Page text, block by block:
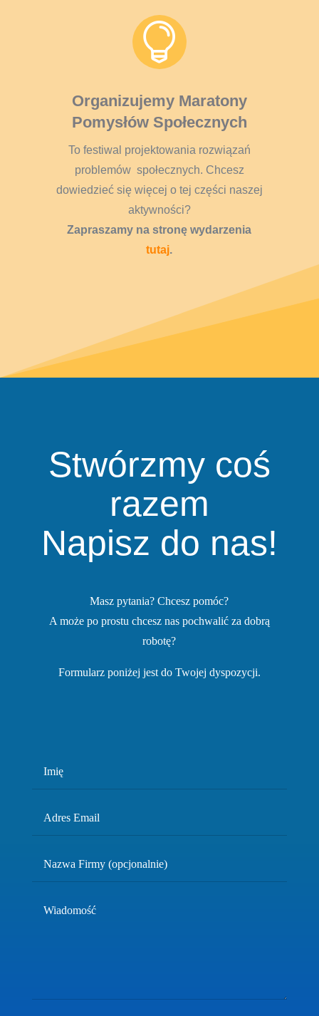

Organizujemy Maratony
Pomysłów Społecznych
To festiwal projektowania rozwiązań
problemów społecznych. Chcesz
dowiedzieć się więcej o tej części naszej
aktywności?
Zapraszamy na stronę wydarzenia
tutaj.
Stwórzmy coś
razem
Napisz do nas!
Masz pytania? Chcesz pomóc?
A może po prostu chcesz nas pochwalić za dobrą
robotę?
Formularz poniżej jest do Twojej dyspozycji.